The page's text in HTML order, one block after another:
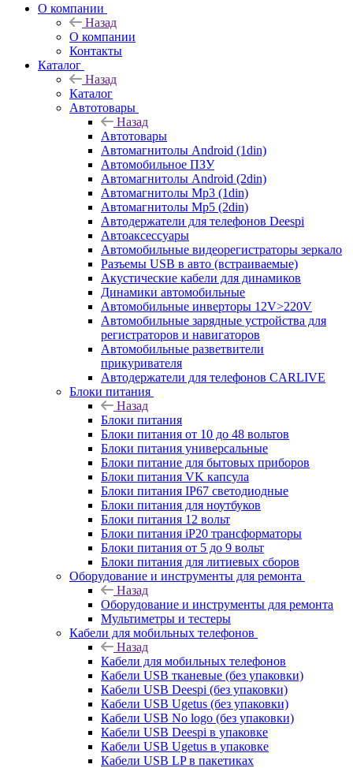
О компании
Назад
О компании
Контакты
Каталог
Назад
Каталог
Автотовары
Назад
Автотовары
Автомагнитолы Android (1din)
Автомобильное ПЗУ
Автомагнитолы Android (2din)
Автомагнитолы Mp3 (1din)
Автомагнитолы Mp5 (2din)
Автодержатели для телефонов Deespi
Автоаксессуары
Автомобильные видеорегистраторы зеркало
Разъемы USB в авто (встраиваемые)
Акустические кабели для динамиков
Динамики автомобильные
Автомобильные инверторы 12V>220V
Автомобильные зарядные устройства для
регистраторов и навигаторов
Автомобильные разветвители
прикуривателя
Автодержатели для телефонов CARLIVE
Блоки питания
Назад
Блоки питания
Блоки питания от 10 до 48 вольтов
Блоки питания универсальные
Блоки питание для бытовых приборов
Блоки питания VK капсула
Блоки питания IP67 светодиодные
Блоки питания для ноутбуков
Блоки питания 12 вольт
Блоки питания iP20 трансформаторы
Блоки питания от 5 до 9 вольт
Блоки питания для литиевых сборов
Оборудование и инструменты для ремонта
Назад
Оборудование и инструменты для ремонта
Мультиметры и тестеры
Кабели для мобильных телефонов
Назад
Кабели для мобильных телефонов
Кабели USB тканевые (без упаковки)
Кабели USB Deespi (без упаковки)
Кабели USB Ugetus (без упаковки)
Кабели USB No logo (без упаковки)
Кабели USB Deespi в упаковке
Кабели USB Ugetus в упаковке
Кабели USB LP в пакетиках